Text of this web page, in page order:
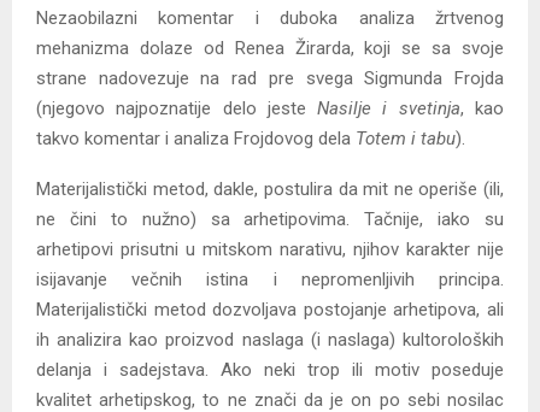
Nezaobilazni komentar i duboka analiza žrtvenog
mehanizma dolaze od Renea Žirarda, koji se sa svoje
strane nadovezuje na rad pre svega Sigmunda Frojda
(njegovo najpoznatije delo jesteNasilje i svetinja, kao
takvo komentar i analiza Frojdovog dela Totem i tabu).
Materijalistički metod, dakle, postulira da mit ne operiše (ili,
ne čini to nužno) sa arhetipovima. Tačnije, iako su
arhetipovi prisutni u mitskom narativu, njihov karakter nije
isijavanje večnih istina i nepromenljivih principa.
Materijalistički metod dozvoljava postojanje arhetipova, ali
ih analizira kao proizvod naslaga (i naslaga) kultoroloških
delanja i sadejstava. Ako neki trop ili motiv poseduje
kvalitet arhetipskog, to ne znači da je on po sebi nosilac